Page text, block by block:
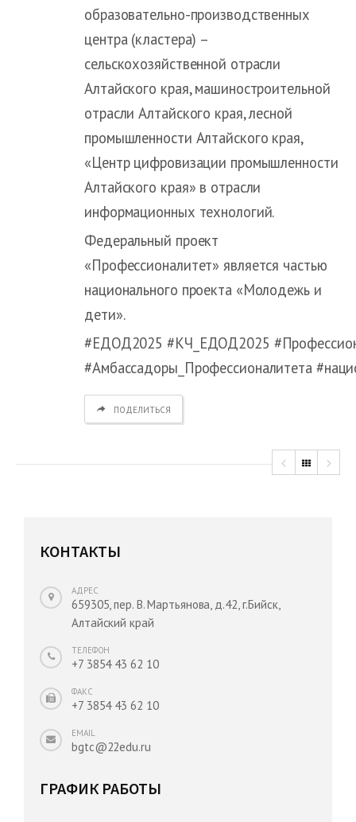
образовательно-производственных
центра (кластера) –
сельскохозяйственной отрасли
Алтайского края, машиностроительной
отрасли Алтайского края, лесной
промышленности Алтайского края,
«Центр цифровизации промышленности
Алтайского края» в отрасли
информационных технологий.
Федеральный проект
«Профессионалитет» является частью
национального проекта «Молодежь и
дети».
#ЕДОД2025 #КЧ_ЕДОД2025
#Амбассадоры_Профессионалитета
ПОДЕЛИТЬСЯ
КОНТАКТЫ
АДРЕС
659305, пер. В. Мартьянова, д.42, г.Бийск,
Алтайский край
ТЕЛЕФОН
+7 3854 43 62 10
ФАКС
+7 3854 43 62 10
EMAIL
bgtc@22edu.ru
ГРАФИК РАБОТЫ